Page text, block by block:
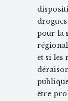
pour la
et si les
être